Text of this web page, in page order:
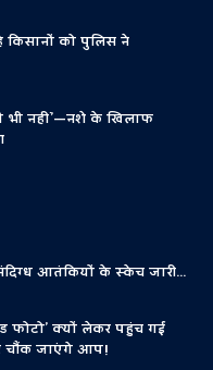
को पुलिस ने
भी नहीं’—नशे के खिलाफ
आतंकियों के स्केच जारी…
फोटो’ क्यों लेकर पहुंच गई
चौंक जाएंगे आप!